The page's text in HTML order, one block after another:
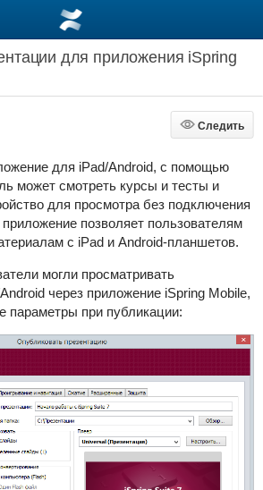
для приложения iSpring
Следить
Следить
для iPad/Android, с помощью
может смотреть курсы и тесты и
для просмотра без подключения
позволяет пользователям
с iPad и Android-планшетов.
могли просматривать
через приложение iSpring Mobile,
параметры при публикации: